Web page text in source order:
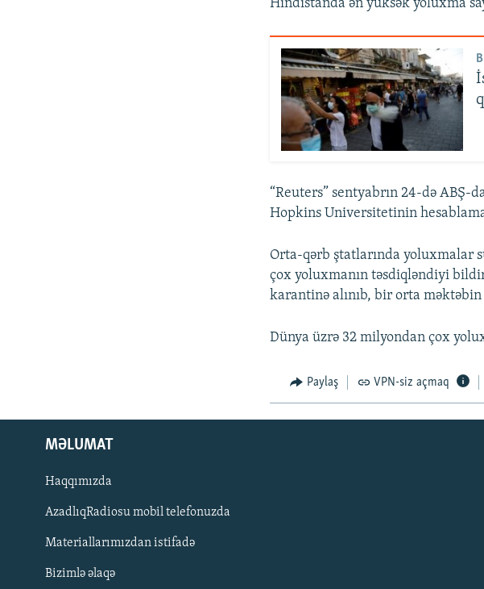
Hindistanda ən yüksək yoluxma
“Reuters” sentyabrın 24-də ABŞ-
Hopkins Universitetinin
Orta-qərb ştatlarında yoluxmalar
çox yoluxmanın təsdiqləndiyi
karantinə alınıb, bir orta
Dünya üzrə 32 milyondan çox
Paylaş VPN-siz açmaq
MƏLUMAT
Haqqımızda
AzadlıqRadiosu mobil telefonuzda
Materiallarımızdan istifadə
Bizimlə əlaqə